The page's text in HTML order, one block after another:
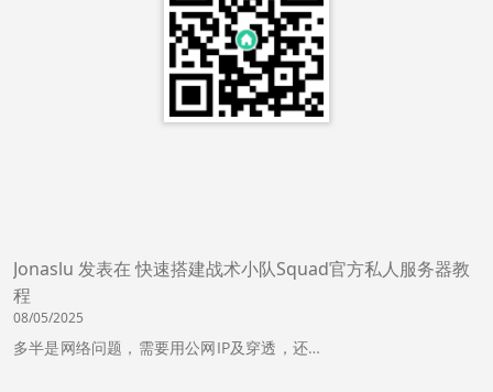
Jonaslu 发表在快速搭建战术小队Squad官方私人服务器教
程
08/05/2025
多半是网络问题，需要用公网IP及穿透，还…